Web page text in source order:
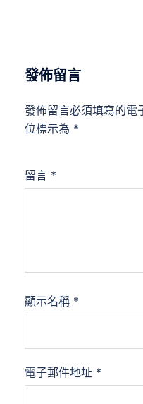
發佈留言
發佈留言必須填寫的電
位標示為 *
留言 *
顯示名稱 *
電子郵件地址 *